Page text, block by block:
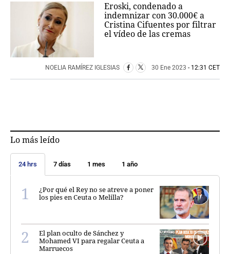
Eroski, condenado a
indemnizar con 30.000€ a
Cristina Cifuentes por filtrar
el vídeo de las cremas
NOELIA RAMÍREZ IGLESIAS 30 Ene 2023 - 12:31 CET
Lo más leído
24 hrs 7 días 1 mes 1 año
¿Por qué el Rey no se atreve a poner
los pies en Ceuta o Melilla?
El plan oculto de Sánchez y
Mohamed VI para regalar Ceuta a
Marruecos